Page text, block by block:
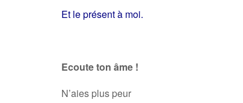
Et le présent à moi.
Ecoute ton âme !
N’aies plus peur